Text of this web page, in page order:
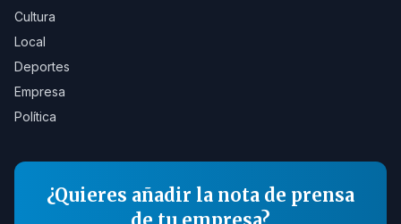
Cultura
Local
Deportes
Empresa
Política
¿Quieres añadir la nota de prensa